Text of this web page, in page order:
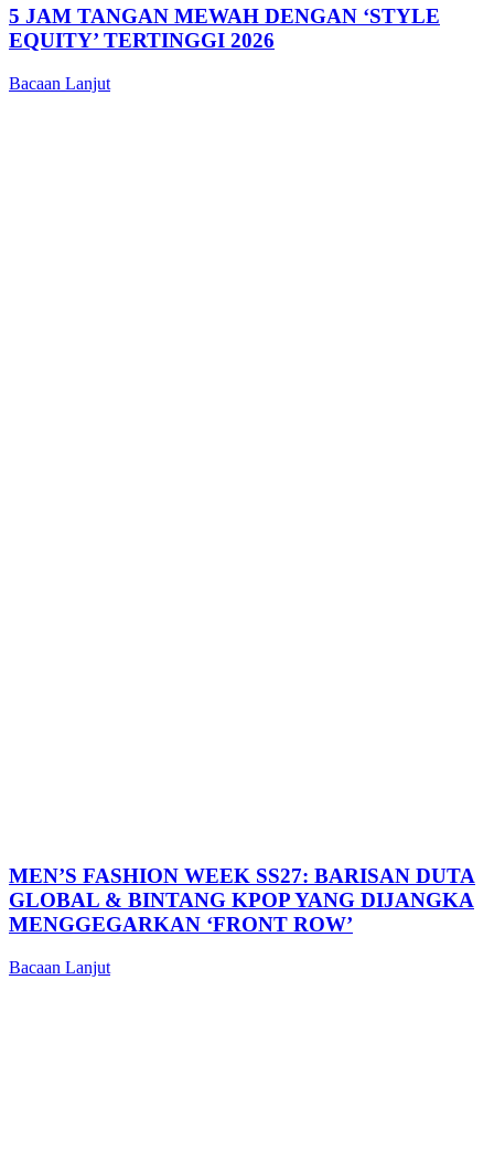
5 JAM TANGAN MEWAH DENGAN ‘STYLE
EQUITY’ TERTINGGI 2026
Bacaan Lanjut
MEN’S FASHION WEEK SS27: BARISAN DUTA
GLOBAL & BINTANG KPOP YANG DIJANGKA
MENGGEGARKAN ‘FRONT ROW’
Bacaan Lanjut